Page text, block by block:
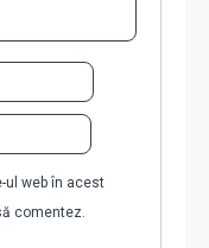
ul web în acest
comentez.